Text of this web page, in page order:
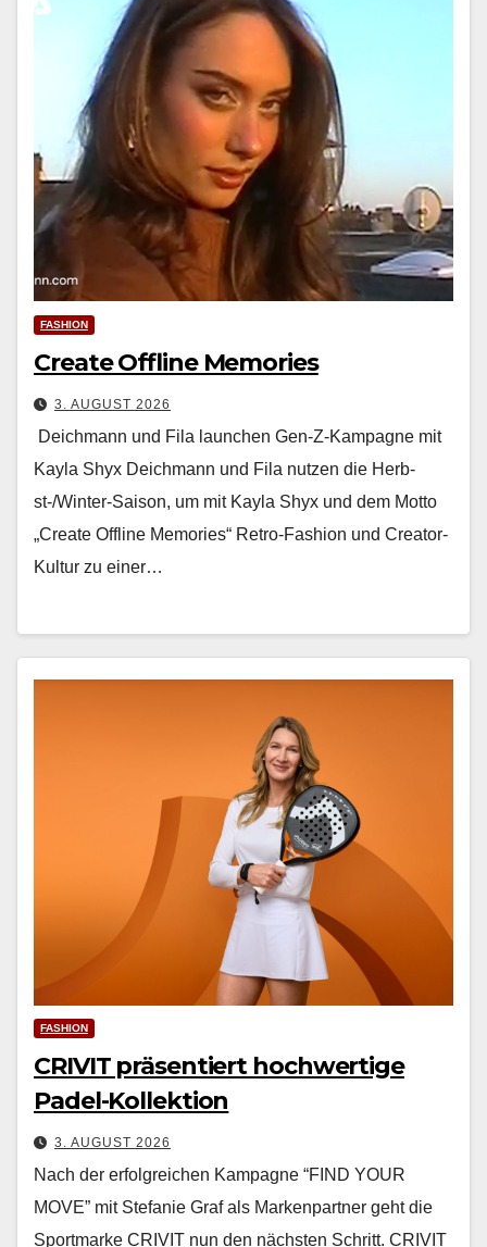
FASHION
Create Offline Memories
3. AUGUST 2026
Deichmann und Fila launchen Gen-Z-Kampagne mit
Kayla Shyx Deich­mann und Fila nutzen die Herb­
st-/Win­ter-Sai­son, um mit Kay­la Shyx und dem Mot­to
„Cre­ate Offline Mem­o­ries“ Retro-Fash­ion und Cre­ator-
Kul­tur zu ein­er…
FASHION
CRIVIT präsentiert hochwertige
Padel-Kollektion
3. AUGUST 2026
Nach der erfol­gre­ichen Kam­pagne “FIND YOUR
MOVE” mit Ste­fanie Graf als Marken­part­ner geht die
Sport­marke CRIVIT nun den näch­sten Schritt. CRIVIT